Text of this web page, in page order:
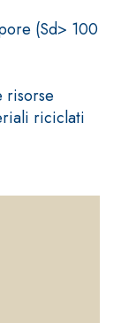
(Sd> 100
risorse
riciclati